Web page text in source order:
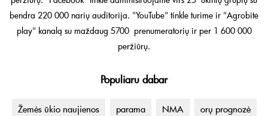
bendra 220 000 narių auditorija. "YouTube" tinkle turime ir "Agrobitė
play" kanalą su maždaug 5700 prenumeratorių ir per 1 600 000
peržiūrų.
Populiaru dabar
Žemės ūkio naujienos parama NMA orų prognozė